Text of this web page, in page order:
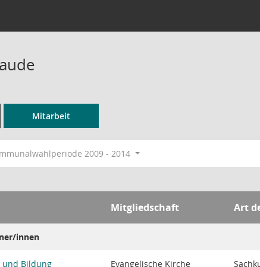
Mitarbeit
2009 - 2014
Mitgliedschaft Art
innen
und Bildung Evangelische Kirche